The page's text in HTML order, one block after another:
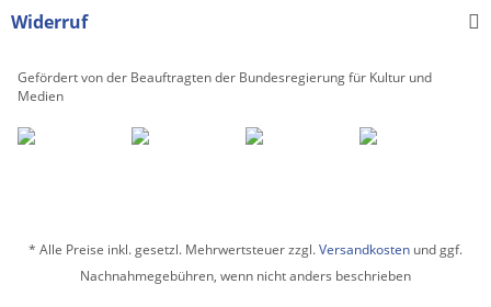
Widerruf
Gefördert von der Beauftragten der Bundesregierung für Kultur und
Medien
* Alle Preise inkl. gesetzl. Mehrwertsteuer zzgl.Versandkosten und ggf.
Nachnahmegebühren, wenn nicht anders beschrieben